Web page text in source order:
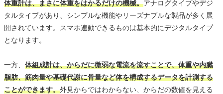
体重計は、まさに体重をはかるだけの機械。アナログタイプやデジ
タルタイプがあり、シンプルな機能やリーズナブルな製品が多く展
開されています。スマホ連動できるものは基本的にデジタルタイプ
となります。
一方、 体組成計は、からだに微弱な電流を流すことで、体重や内臓
脂肪、筋肉量や基礎代謝に骨量など体を構成するデータを計測する
ことができます。外見からではわからない、からだの数値を見える